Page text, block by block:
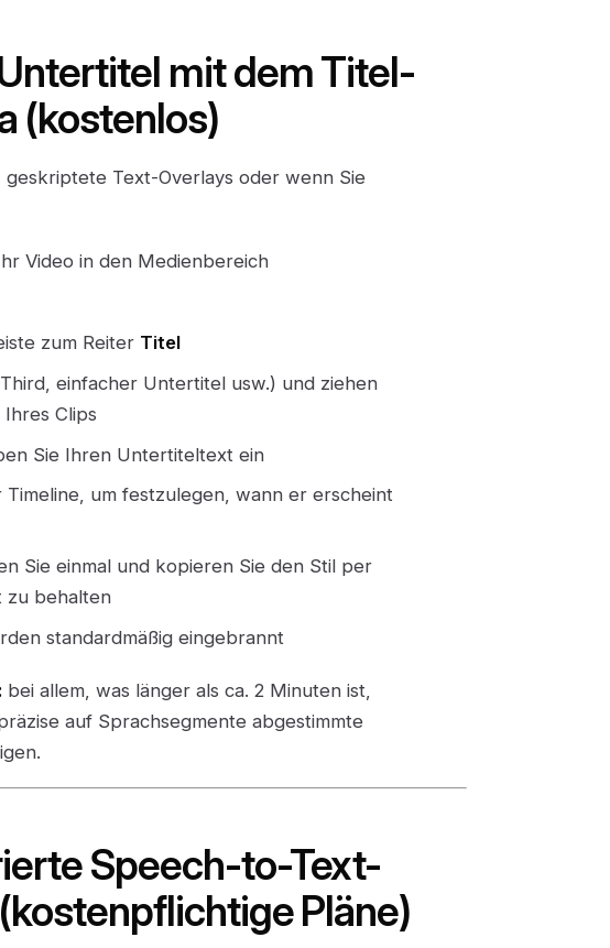
mit dem Titel-
(kostenlos)
Text-Overlays oder wenn Sie
Video in den Medienbereich
zum Reiter Titel
einfacher Untertitel usw.) und ziehen
Clips
Sie Ihren Untertiteltext ein
um festzulegen, wann er erscheint
Sie einmal und kopieren Sie den Stil per
zu behalten
standardmäßig eingebrannt
bei allem, was länger als ca. 2 Minuten ist,
auf Sprachsegmente abgestimmte
Speech-to-Text-
Pläne)